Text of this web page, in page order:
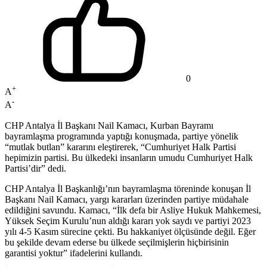
0
A+
A-
CHP Antalya İl Başkanı Nail Kamacı, Kurban Bayramı
bayramlaşma programında yaptığı konuşmada, partiye yönelik
“mutlak butlan” kararını eleştirerek, “Cumhuriyet Halk Partisi
hepimizin partisi. Bu ülkedeki insanların umudu Cumhuriyet Halk
Partisi’dir” dedi.
CHP Antalya İl Başkanlığı’nın bayramlaşma töreninde konuşan İl
Başkanı Nail Kamacı, yargı kararları üzerinden partiye müdahale
edildiğini savundu. Kamacı, “İlk defa bir Asliye Hukuk Mahkemesi,
Yüksek Seçim Kurulu’nun aldığı kararı yok saydı ve partiyi 2023
yılı 4-5 Kasım sürecine çekti. Bu hakkaniyet ölçüsünde değil. Eğer
bu şekilde devam ederse bu ülkede seçilmişlerin hiçbirisinin
garantisi yoktur” ifadelerini kullandı.